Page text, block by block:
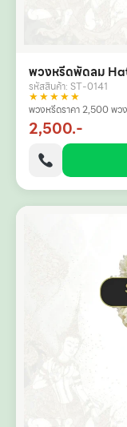
พวงหรีดพัดลม
รหัสสินค้า: ST-0141
★★★★★
พวงหรีดราคา 2,500 พ
2,500.-